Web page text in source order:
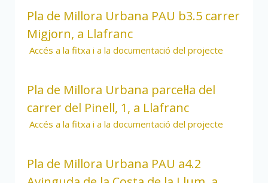
Pla de Millora Urbana PAU b3.5 carrer
Migjorn, a Llafranc
Accés a la fitxa i a la documentació del projecte
Pla de Millora Urbana parcel·la del
carrer del Pinell, 1, a Llafranc
Accés a la fitxa i a la documentació del projecte
Pla de Millora Urbana PAU a4.2